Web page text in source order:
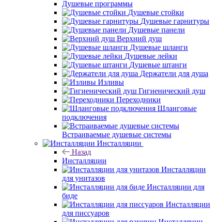
Душевые программы
Душевые стойки
Душевые гарнитуры
Душевые панели
Верхний душ
Душевые шланги
Душевые лейки
Душевые штанги
Держатели для душа
Изливы
Гигиенический душ
Переходники
Шланговые
подключения
Встраиваемые душевые системы
Инсталляции
Назад
Инсталляции
Инсталляции
для унитазов
Инсталляции для
биде
Инсталляции
для писсуаров